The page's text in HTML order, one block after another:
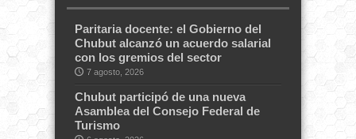
Paritaria docente: el Gobierno del
Chubut alcanzó un acuerdo salarial
con los gremios del sector
7 agosto, 2026
Chubut participó de una nueva
Asamblea del Consejo Federal de
Turismo